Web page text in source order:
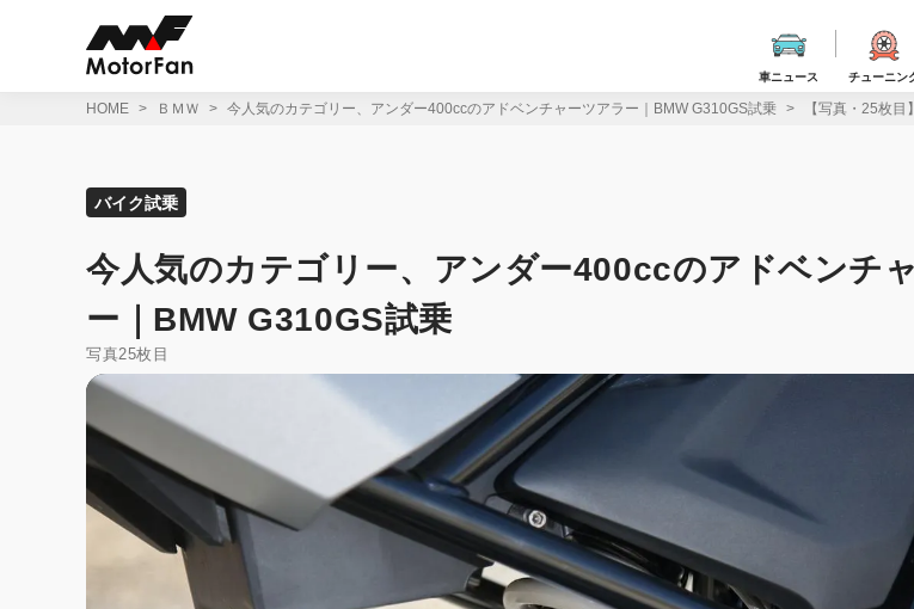
車ニュース チューニン
HOME ＢＭＷ 今人気のカテゴリー、アンダー400ccのアドベンチャーツアラー｜BMW G310GS試乗 【写真・25枚
バイク試乗
今人気のカテゴリー、アンダー400ccのアドベンチ
ー｜BMW G310GS試乗
写真25枚目